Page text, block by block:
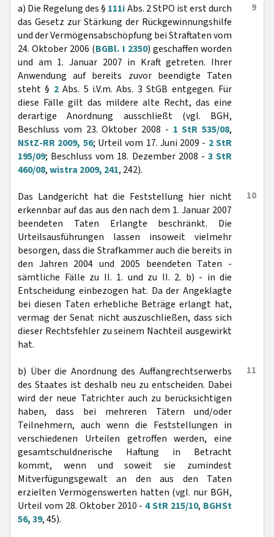
9
a) Die Regelung des § 111iAbs. 2 StPO ist erst durch
das Gesetz zur Stärkung der Rückgewinnungshilfe
und der Vermögensabschöpfung bei Straftaten vom
24. Oktober 2006 (BGBl. I 2350) geschaffen worden
und am 1. Januar 2007 in Kraft getreten. Ihrer
Anwendung auf bereits zuvor beendigte Taten
steht § 2Abs. 5 i.V.m. Abs. 3 StGB entgegen. Für
diese Fälle gilt das mildere alte Recht, das eine
derartige Anordnung ausschließt (vgl. BGH,
Beschluss vom 23. Oktober 2008 - 1 StR 535/08,
NStZ-RR 2009, 56; Urteil vom 17. Juni 2009 - 2 StR
195/09; Beschluss vom 18. Dezember 2008 - 3 StR
460/08,wistra 2009, 241, 242).
10
Das Landgericht hat die Feststellung hier nicht
erkennbar auf das aus den nach dem 1. Januar 2007
beendeten Taten Erlangte beschränkt. Die
Urteilsausführungen lassen insoweit vielmehr
besorgen, dass die Strafkammer auch die bereits in
den Jahren 2004 und 2005 beendeten Taten -
sämtliche Fälle zu II. 1. und zu II. 2. b) - in die
Entscheidung einbezogen hat. Da der Angeklagte
bei diesen Taten erhebliche Beträge erlangt hat,
vermag der Senat nicht auszuschließen, dass sich
dieser Rechtsfehler zu seinem Nachteil ausgewirkt
hat.
11
b) Über die Anordnung des Auffangrechtserwerbs
des Staates ist deshalb neu zu entscheiden. Dabei
wird der neue Tatrichter auch zu berücksichtigen
haben, dass bei mehreren Tätern und/oder
Teilnehmern, auch wenn die Feststellungen in
verschiedenen Urteilen getroffen werden, eine
gesamtschuldnerische Haftung in Betracht
kommt, wenn und soweit sie zumindest
Mitverfügungsgewalt an den aus den Taten
erzielten Vermögenswerten hatten (vgl. nur BGH,
Urteil vom 28. Oktober 2010 -4 StR 215/10, BGHSt
56, 39, 45).